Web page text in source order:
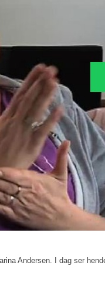
Andersen. I dag ser